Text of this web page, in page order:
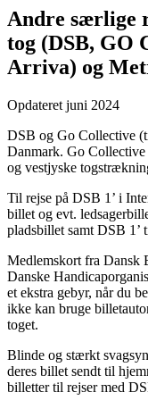
Andre særlige
tog (DSB, GO
Arriva) og
Opdateret juni 2024
DSB og Go Collective
Danmark. Go
og vestjyske
Til rejse på DSB 1’ i
billet og evt.
pladsbillet samt DSB
Medlemskort fra Dansk
Danske
et ekstra gebyr, når du
ikke kan bruge
toget.
Blinde og stærkt
deres billet sendt til
billetter til rejser med